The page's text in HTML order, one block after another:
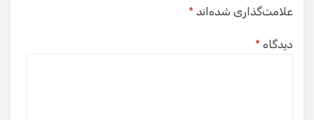
علامت‌گذاری شده‌اند *
دیدگاه *